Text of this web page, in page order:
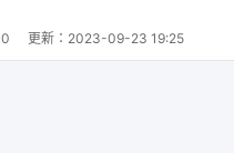
更新： 2023-09-23 19:25